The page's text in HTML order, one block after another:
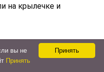
на крылечке и
если удавалось
незаметно пролетело
Мне снова
Принять
вы не
Принять